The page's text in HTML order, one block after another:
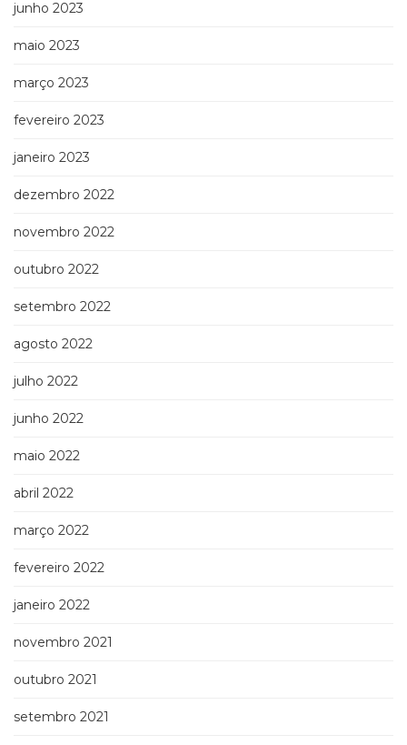
junho 2023
maio 2023
março 2023
fevereiro 2023
janeiro 2023
dezembro 2022
novembro 2022
outubro 2022
setembro 2022
agosto 2022
julho 2022
junho 2022
maio 2022
abril 2022
março 2022
fevereiro 2022
janeiro 2022
novembro 2021
outubro 2021
setembro 2021